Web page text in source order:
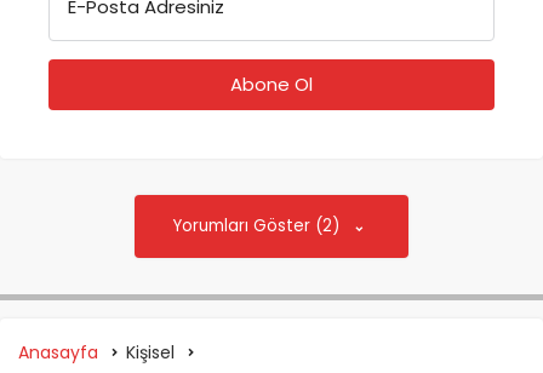
E-Posta Adresiniz
Yorumları Göster (2)
Anasayfa Kişisel